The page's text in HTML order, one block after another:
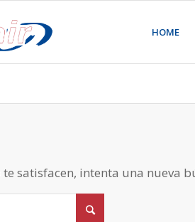
HOME
satisfacen, intenta una nueva